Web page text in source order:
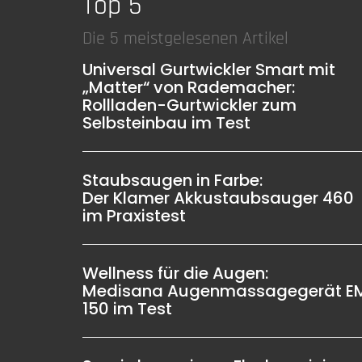
Die 5 meistgelesenen Artikel
Universal Gurtwickler Smart mit
„Matter“ von Rademacher:
Rollladen-Gurtwickler zum
Selbsteinbau im Test
Staubsaugen in Farbe:
Der Klamer Akkustaubsauger 460
im Praxistest
Wellness für die Augen:
Medisana Augenmassagegerät
150 im Test